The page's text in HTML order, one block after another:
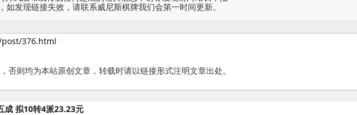
6、本站资源大多存储在云盘	，如发现链接失效，请联系威尼斯棋牌我们会第一时间更新。
376.html
否则均为本站原创文章，转载时请以链接形式注明文章出处。
成 拟10转4派23.23元